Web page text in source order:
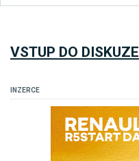
VSTUP DO DISKUZE
INZERCE